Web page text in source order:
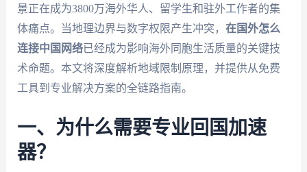
景正在成为3800万海外华人、留学生和驻外工作者的集
体痛点。当地理边界与数字权限产生冲突， 在国外怎么
连接中国网络已经成为影响海外同胞生活质量的关键技
术命题。本文将深度解析地域限制原理，并提供从免费
工具到专业解决方案的全链路指南。
一、为什么需要专业回国加速
器？